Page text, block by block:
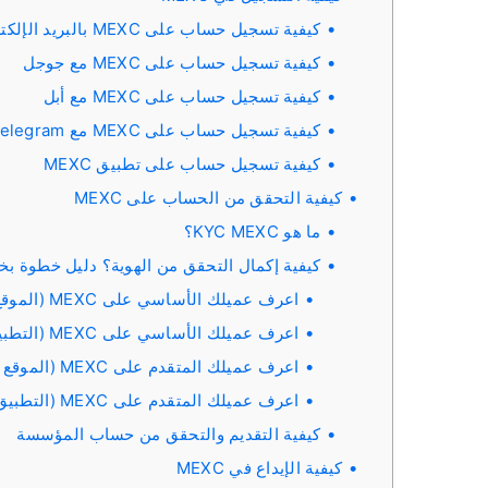
كيفية تسجيل حساب على MEXC بالبريد الإلكتروني أو رقم الهاتف
كيفية تسجيل حساب على MEXC مع جوجل
كيفية تسجيل حساب على MEXC مع أبل
كيفية تسجيل حساب على MEXC مع Telegram
كيفية تسجيل حساب على تطبيق MEXC
كيفية التحقق من الحساب على MEXC
ما هو KYC MEXC؟
كيفية إكمال التحقق من الهوية؟ دليل خطوة
اعرف عميلك الأساسي على MEXC (الموقع الإلكتروني)
اعرف عميلك الأساسي على MEXC (التطبيق)
اعرف عميلك المتقدم على MEXC (الموقع الإلكتروني)
اعرف عميلك المتقدم على MEXC (التطبيق)
كيفية التقديم والتحقق من حساب المؤسسة
كيفية الإيداع في MEXC